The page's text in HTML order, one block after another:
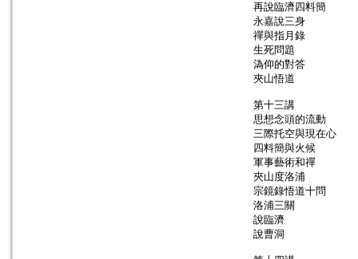
再說臨濟四料簡
永嘉說三身
禪與指月錄
生死問題
溈仰的對答
夾山悟道
第十三講
思想念頭的流動
三際托空與現在心
四料簡與火候
軍事藝術和禪
夾山度洛浦
宗鏡錄悟道十問
洛浦三關
說臨濟
說曹洞